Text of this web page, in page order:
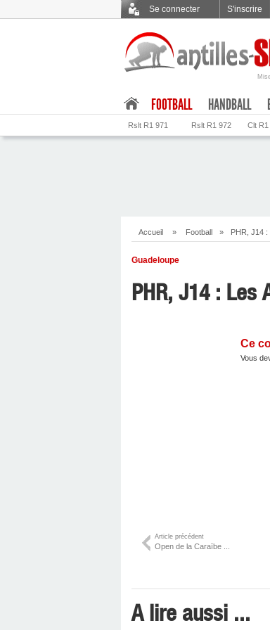
Se connecter S'inscrire
FOOTBALL
Rslt R1 971 Rslt R1 972 Clt R1
HANDBALL
Accueil » Football » PHR, J14 :
Guadeloupe
PHR, J14 : Les
Ce
Vous
Article précédent
Open de la Caraïbe ...
A lire aussi ...